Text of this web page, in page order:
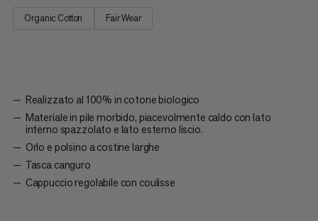
Organic Cotton Fair Wear
Realizzato al 100% in cotone biologico
Materiale in pile morbido, piacevolmente caldo con lato
interno spazzolato e lato esterno liscio.
Orlo e polsino a costine larghe
Tasca canguro
Cappuccio regolabile con coulisse